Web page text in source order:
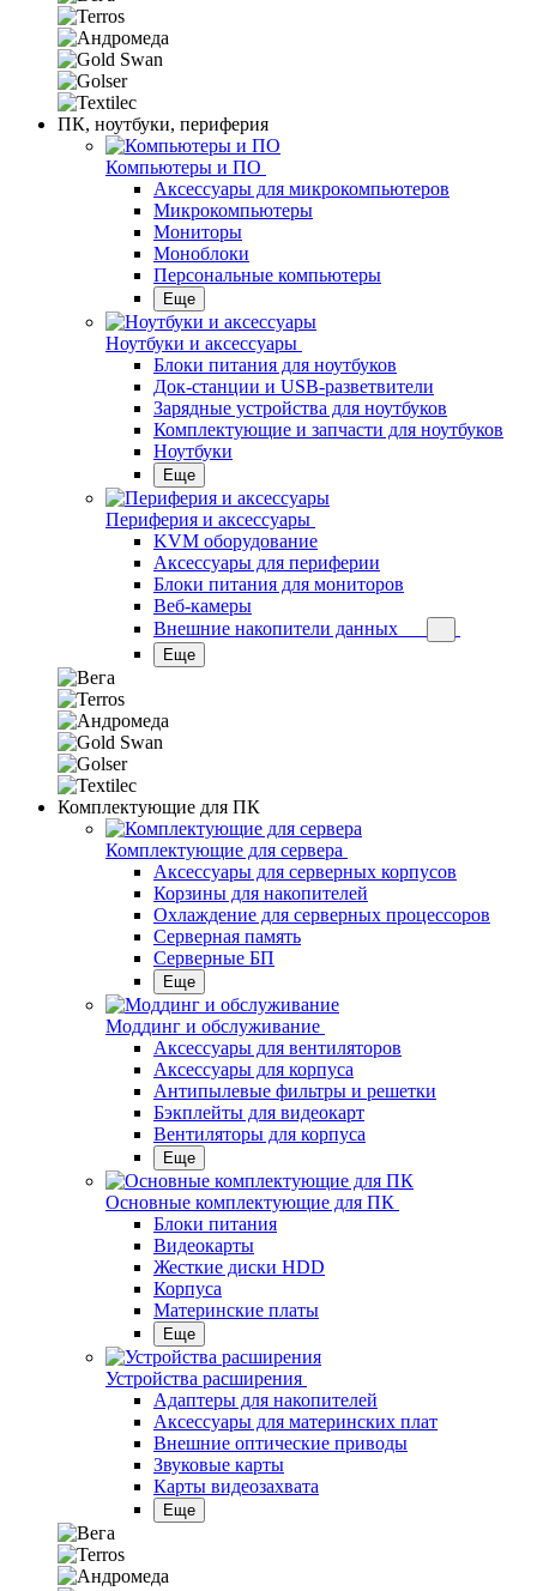
ПК, ноутбуки, периферия
Компьютеры и ПО
Аксессуары для микрокомпьютеров
Микрокомпьютеры
Мониторы
Моноблоки
Персональные компьютеры
Еще
Ноутбуки и аксессуары
Блоки питания для ноутбуков
Док-станции и USB-разветвители
Зарядные устройства для ноутбуков
Комплектующие и запчасти для ноутбуков
Ноутбуки
Еще
Периферия и аксессуары
KVM оборудование
Аксессуары для периферии
Блоки питания для мониторов
Веб-камеры
Внешние накопители данных
Еще
Комплектующие для ПК
Комплектующие для сервера
Аксессуары для серверных корпусов
Корзины для накопителей
Охлаждение для серверных процессоров
Серверная память
Серверные БП
Еще
Моддинг и обслуживание
Аксессуары для вентиляторов
Аксессуары для корпуса
Антипылевые фильтры и решетки
Бэкплейты для видеокарт
Вентиляторы для корпуса
Еще
Основные комплектующие для ПК
Блоки питания
Видеокарты
Жесткие диски HDD
Корпуса
Материнские платы
Еще
Устройства расширения
Адаптеры для накопителей
Аксессуары для материнских плат
Внешние оптические приводы
Звуковые карты
Карты видеозахвата
Еще